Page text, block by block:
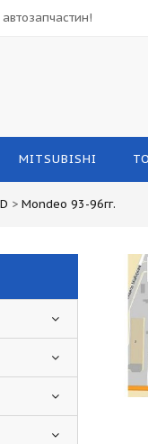
MITSUBISHI
> Mondeo 93-96гг.